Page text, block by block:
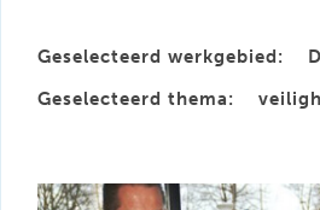
Geselecteerd werkgebied:
Geselecteerd thema: